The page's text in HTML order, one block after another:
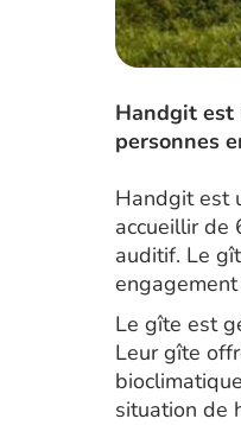
Handgit est
personnes
Handgit est
accueillir de
auditif. Le
Le gîte est
Leur gîte
situation de